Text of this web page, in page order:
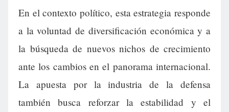
En el contexto político, esta estrategia responde
a la voluntad de diversificación económica y a
la búsqueda de nuevos nichos de crecimiento
ante los cambios en el panorama internacional.
La apuesta por la industria de la defensa
también busca reforzar la estabilidad y el